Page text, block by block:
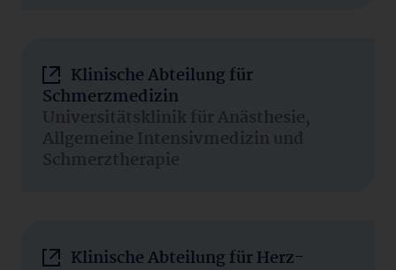
Klinische Abteilung für
Schmerzmedizin
Universitätsklinik für Anästhesie,
Allgemeine Intensivmedizin und
Schmerztherapie
Klinische Abteilung für Herz-